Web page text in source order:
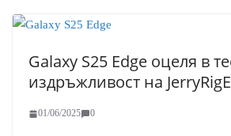
Galaxy S25 Edge оцеля в
издръжливост на
01/06/2025 0